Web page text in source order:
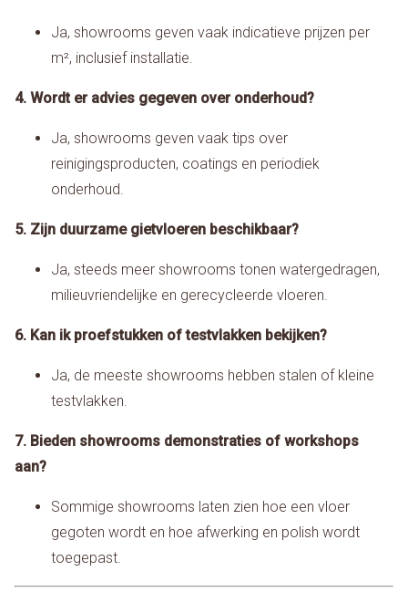
Ja, showrooms geven vaak indicatieve prijzen per
m², inclusief installatie.
4. Wordt er advies gegeven over onderhoud?
Ja, showrooms geven vaak tips over
reinigingsproducten, coatings en periodiek
onderhoud.
5. Zijn duurzame gietvloeren beschikbaar?
Ja, steeds meer showrooms tonen watergedragen,
milieuvriendelijke en gerecycleerde vloeren.
6. Kan ik proefstukken of testvlakken bekijken?
Ja, de meeste showrooms hebben stalen of kleine
testvlakken.
7. Bieden showrooms demonstraties of workshops
aan?
Sommige showrooms laten zien hoe een vloer
gegoten wordt en hoe afwerking en polish wordt
toegepast.